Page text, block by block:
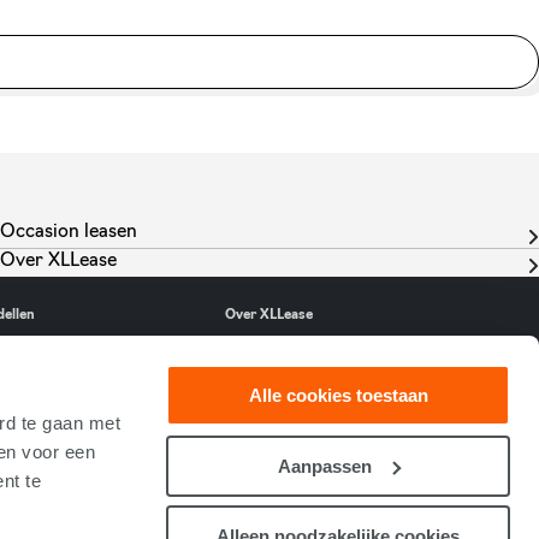
te gaan met
voor een
te
Alle cookies toestaan
Aanpassen
Occasion leasen
Over XLLease
ID.3 Neo
Over XLLease
Contact
Over ons
Nieuws
Reviews